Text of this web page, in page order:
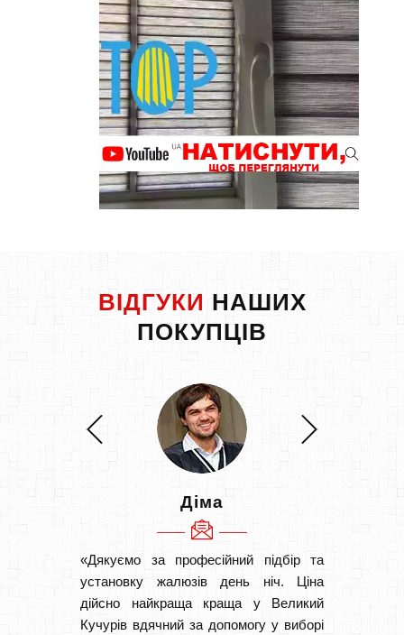
ВІДГУКИ НАШИХ
ПОКУПЦІВ
Діма
«Дякуємо за професійний підбір та
установку жалюзів день ніч. Ціна
дійсно найкраща краща у Великий
Кучурів вдячний за допомогу у виборі